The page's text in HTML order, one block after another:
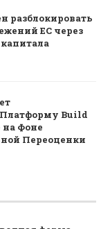
разблокировать
ЕС через
Build
на Фоне
Переоценки